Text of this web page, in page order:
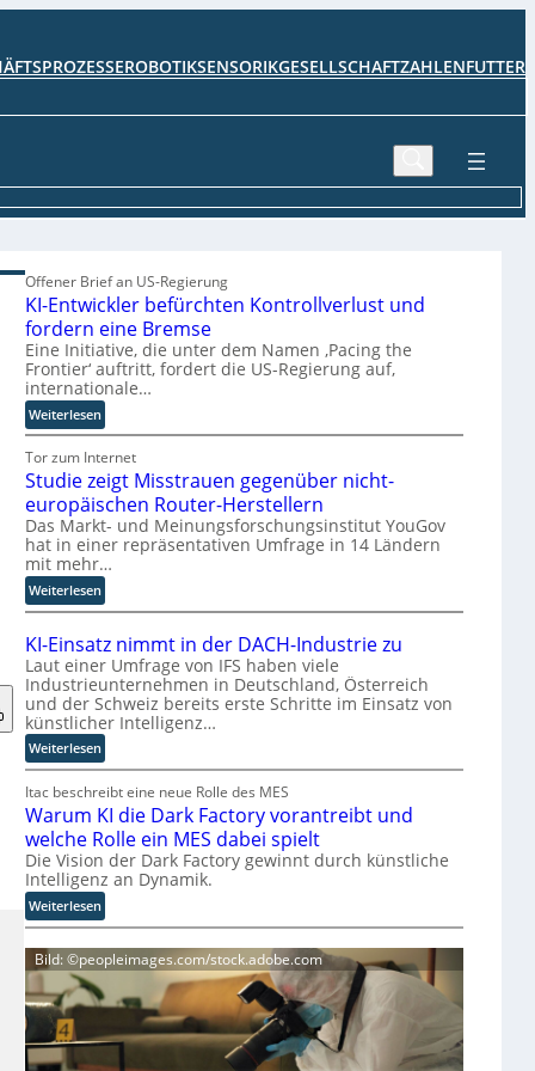
ROBOTIKSENSORIKGESELLSCHAFTZAHLENFUTTER
Offener Brief an US-Regierung
KI-Entwickler befürchten Kontrollverlust und
fordern eine Bremse
Eine Initiative, die unter dem Namen ‚Pacing the
Frontier‘ auftritt, fordert die US-Regierung auf,
internationale…
Weiterlesen:
K
I
-
E
n
t
i
c
l
e
r
b
e
f
r
c
h
t
e
n
K
o
n
t
o
Tor zum Internet
Studie zeigt Misstrauen gegenüber nicht-
europäischen Router-Herstellern
Das Markt- und Meinungsforschungsinstitut YouGov
hat in einer repräsentativen Umfrage in 14 Ländern
mit mehr…
Weiterlesen:
S
u
d
i
e
z
e
t
M
i
s
s
t
r
a
u
n
g
KI-Einsatz nimmt in der DACH-Industrie zu
Laut einer Umfrage von IFS haben viele
Industrieunternehmen in Deutschland, Österreich
und der Schweiz bereits erste Schritte im Einsatz von
künstlicher Intelligenz…
Weiterlesen:
K
I
-
E
i
n
s
a
z
n
i
m
Itac beschreibt eine neue Rolle des MES
Warum KI die Dark Factory vorantreibt und
welche Rolle ein MES dabei spielt
Die Vision der Dark Factory gewinnt durch künstliche
Intelligenz an Dynamik.
Weiterlesen:
W
a
r
u
m
K
Bild: ©peopleimages.com/stock.adobe.com